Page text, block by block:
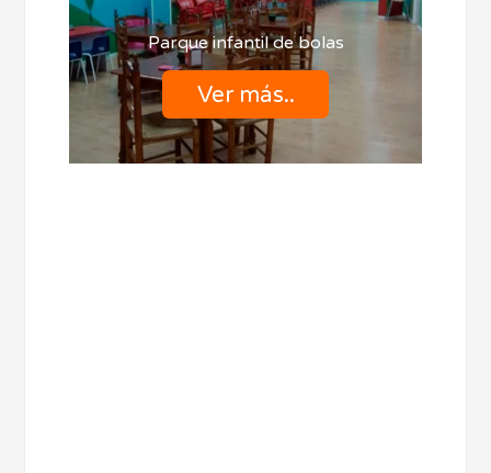
Parque infantil de bolas
Ver más..